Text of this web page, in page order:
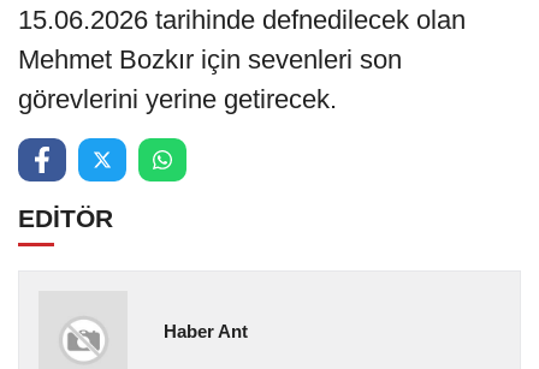
15.06.2026 tarihinde defnedilecek olan
Mehmet Bozkır için sevenleri son
görevlerini yerine getirecek.
EDİTÖR
Haber Ant